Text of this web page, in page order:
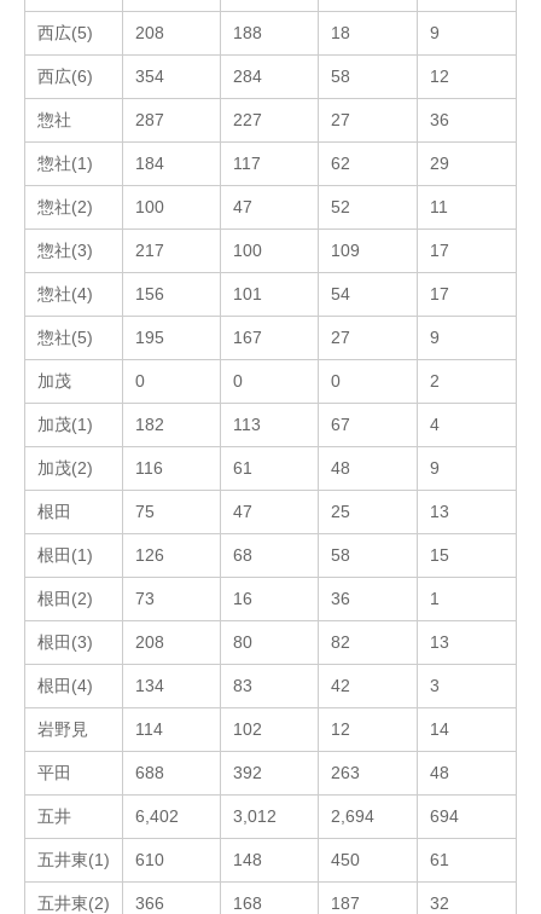
西広(5) 208 188 18 9
西広(6) 354 284 58 12
惣社 287 227 27 36
惣社(1) 184 117 62 29
惣社(2) 100 47 52 11
惣社(3) 217 100 109 17
惣社(4) 156 101 54 17
惣社(5) 195 167 27 9
加茂 0 0 0 2
加茂(1) 182 113 67 4
加茂(2) 116 61 48 9
根田 75 47 25 13
根田(1) 126 68 58 15
根田(2) 73 16 36 1
根田(3) 208 80 82 13
根田(4) 134 83 42 3
岩野見 114 102 12 14
平田 688 392 263 48
五井 6,402 3,012 2,694 694
五井東(1) 610 148 450 61
五井東(2) 366 168 187 32